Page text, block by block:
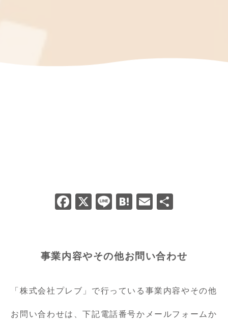
F
e
b
o
o
k
X Li H
n
a
E
l
事業内容やその他お問い合わせ
「株式会社プレブ」で行っている事業内容やその他
お問い合わせは、下記電話番号かメールフォームか